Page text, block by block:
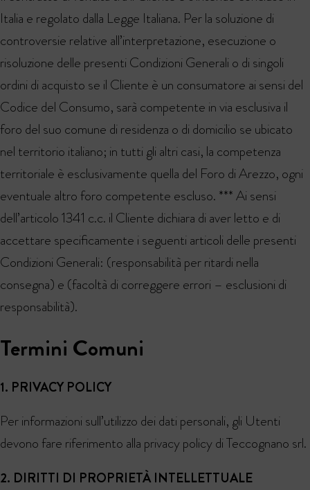
Italia e regolato dalla Legge Italiana. Per la soluzione di
controversie relative all’interpretazione, esecuzione o
risoluzione delle presenti Condizioni Generali o di singoli
ordini di acquisto se il Cliente è un consumatore ai sensi del
Codice del Consumo, sarà competente in via esclusiva il
foro del suo comune di residenza o di domicilio se ubicato
nel territorio italiano; in tutti gli altri casi, la competenza
territoriale è esclusivamente quella del Foro di Arezzo, ogni
eventuale altro foro competente escluso. *** Ai sensi
dell’articolo 1341 c.c. il Cliente dichiara di aver letto e di
accettare specificamente i seguenti articoli delle presenti
Condizioni Generali: (responsabilità per ritardi nella
consegna) e (facoltà di correggere errori – esclusioni di
responsabilità).
Termini Comuni
1. PRIVACY POLICY
Per informazioni sull’utilizzo dei dati personali, gli Utenti
devono fare riferimento alla privacy policy di Teccognano srl.
2. DIRITTI DI PROPRIETÀ INTELLETTUALE